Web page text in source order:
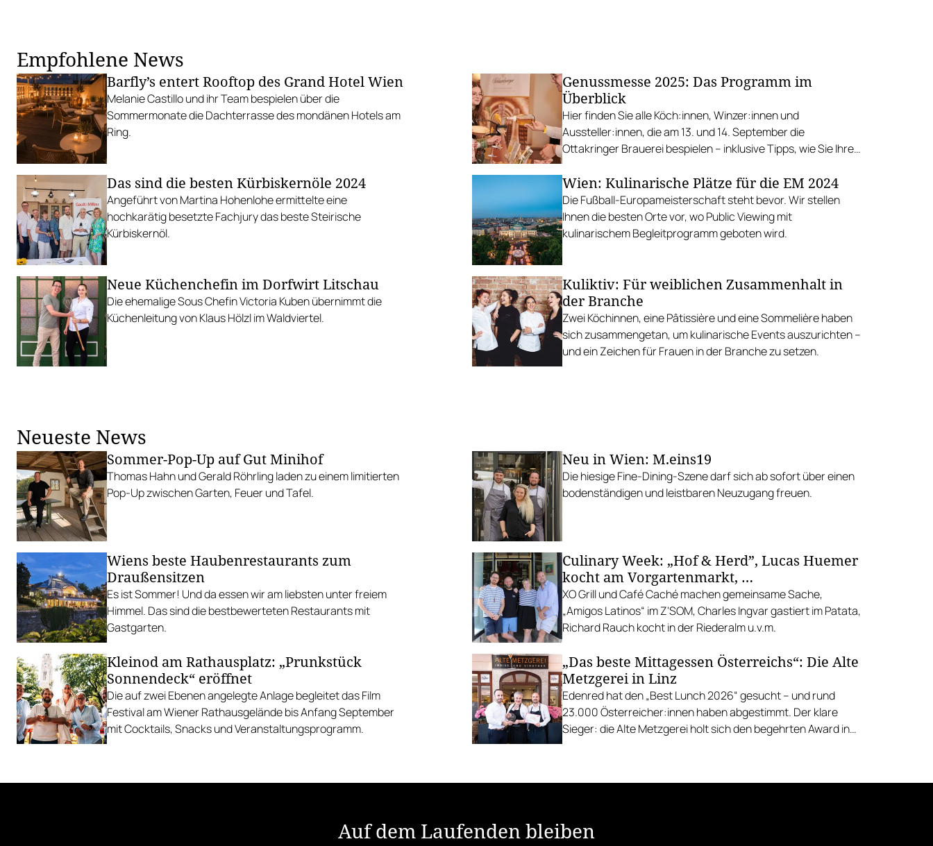
Empfohlene News
Barfly’s entert Rooftop des Grand Hotel Wien
Melanie Castillo und ihr Team bespielen über die
Sommermonate die Dachterrasse des mondänen Hotels am
Ring.
Genussmesse 2025: Das Programm im
Überblick
Hier finden Sie alle Köch:innen, Winzer:innen und
Aussteller:innen, die am 13. und 14. September die
Ottakringer Brauerei bespielen – inklusive Tipps, wie Sie Ihren
Das sind die besten Kürbiskernöle 2024
Angeführt von Martina Hohenlohe ermittelte eine
hochkarätig besetzte Fachjury das beste Steirische
Kürbiskernöl.
Wien: Kulinarische Plätze für die EM 2024
Die Fußball-Europameisterschaft steht bevor. Wir stellen
Ihnen die besten Orte vor, wo Public Viewing mit
kulinarischem Begleitprogramm geboten wird.
Neue Küchenchefin im Dorfwirt Litschau
Die ehemalige Sous Chefin Victoria Kuben übernimmt die
Küchenleitung von Klaus Hölzl im Waldviertel.
Kuliktiv: Für weiblichen Zusammenhalt in
der Branche
Zwei Köchinnen, eine Pâtissière und eine Sommelière haben
sich zusammengetan, um kulinarische Events auszurichten –
und ein Zeichen für Frauen in der Branche zu setzen.
Neueste News
Sommer-Pop-Up auf Gut Minihof
Thomas Hahn und Gerald Röhrling laden zu einem limitierten
Pop-Up zwischen Garten, Feuer und Tafel.
Neu in Wien: M.eins19
Die hiesige Fine-Dining-Szene darf sich ab sofort über einen
bodenständigen und leistbaren Neuzugang freuen.
Wiens beste Haubenrestaurants zum
Draußensitzen
Es ist Sommer! Und da essen wir am liebsten unter freiem
Himmel. Das sind die bestbewerteten Restaurants mit
Gastgarten.
Culinary Week: „Hof & Herd”, Lucas Huemer
kocht am Vorgartenmarkt, …
XO Grill und Café Caché machen gemeinsame Sache,
„Amigos Latinos“ im Z'SOM, Charles Ingvar gastiert im Patata,
Richard Rauch kocht in der Riederalm u.v.m.
Kleinod am Rathausplatz: „Prunkstück
Sonnendeck“ eröffnet
Die auf zwei Ebenen angelegte Anlage begleitet das Film
Festival am Wiener Rathausgelände bis Anfang September
mit Cocktails, Snacks und Veranstaltungsprogramm.
„Das beste Mittagessen Österreichs“: Die Alte
Metzgerei in Linz
Edenred hat den „Best Lunch 2026“ gesucht – und rund
23.000 Österreicher:innen haben abgestimmt. Der klare
Sieger: die Alte Metzgerei holt sich den begehrten Award in
Auf dem Laufenden bleiben